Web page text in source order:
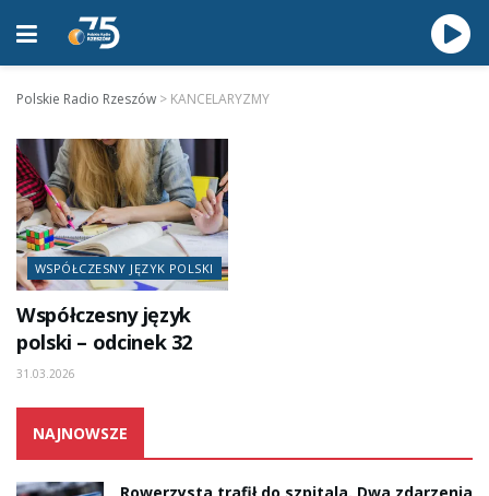
Polskie Radio Rzeszów > KANCELARYZMY
WSPÓŁCZESNY JĘZYK POLSKI
Współczesny język
polski – odcinek 32
31.03.2026
NAJNOWSZE